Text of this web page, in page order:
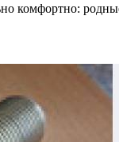
комфортно: